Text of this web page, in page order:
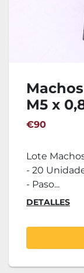
M5 x
€90
Lote
- 20
- Paso...
DETALLES